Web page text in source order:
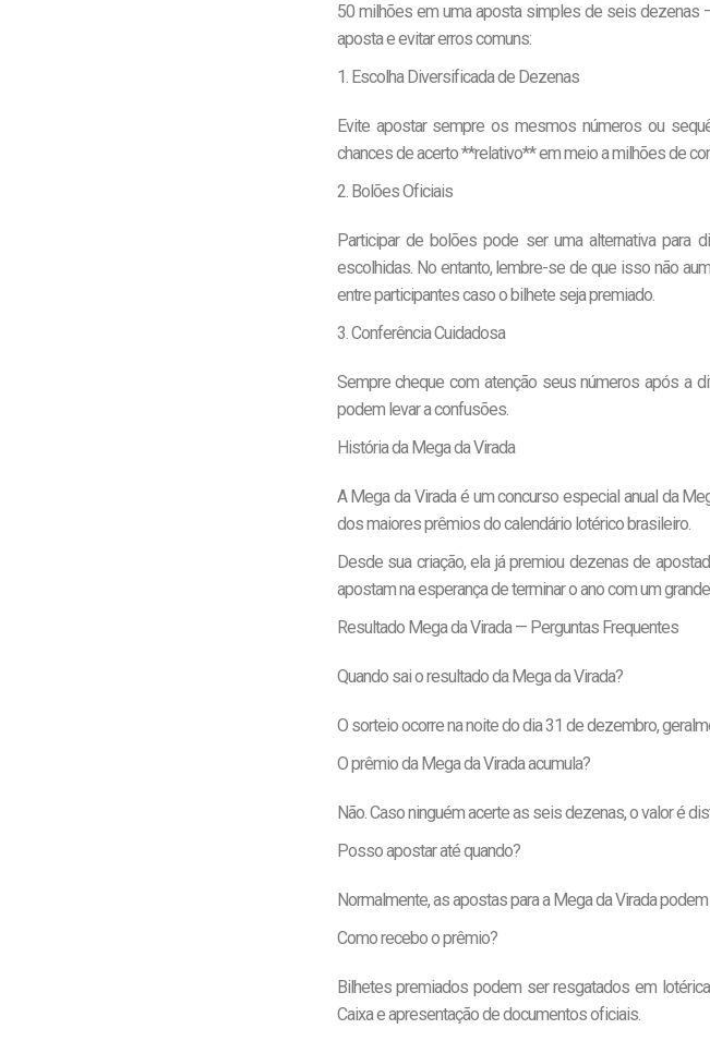
50 milhões em uma aposta simples de seis dezenas
aposta e evitar erros comuns:
1. Escolha Diversificada de Dezenas
Evite apostar sempre os mesmos números ou
chances de acerto **relativo** em meio a milhões de
2. Bolões Oficiais
Participar de bolões pode ser uma alternativa para
escolhidas. No entanto, lembre-se de que isso não
entre participantes caso o bilhete seja premiado.
3. Conferência Cuidadosa
Sempre cheque com atenção seus números após a
podem levar a confusões.
História da Mega da Virada
A Mega da Virada é um concurso especial anual da
dos maiores prêmios do calendário lotérico brasileiro.
Desde sua criação, ela já premiou dezenas de
apostam na esperança de terminar o ano com um
Resultado Mega da Virada — Perguntas Frequentes
Quando sai o resultado da Mega da Virada?
O sorteio ocorre na noite do dia 31 de dezembro,
O prêmio da Mega da Virada acumula?
Não. Caso ninguém acerte as seis dezenas, o valor é
Posso apostar até quando?
Normalmente, as apostas para a Mega da Virada
Como recebo o prêmio?
Bilhetes premiados podem ser resgatados em
Caixa e apresentação de documentos oficiais.